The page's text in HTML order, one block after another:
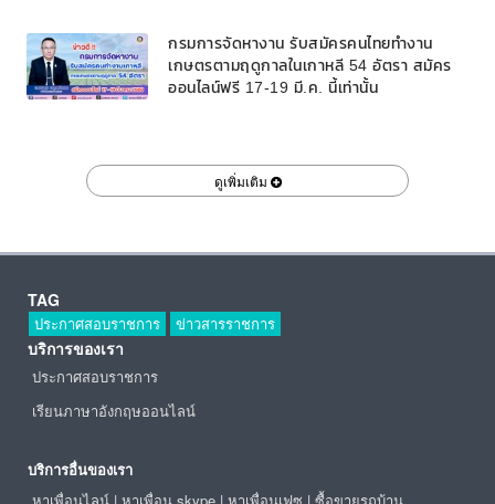
กรมการจัดหางาน รับสมัครคนไทยทำงาน
เกษตรตามฤดูกาลในเกาหลี 54 อัตรา สมัคร
ออนไลน์ฟรี 17-19 มี.ค. นี้เท่านั้น
ดูเพิ่มเติม
TAG
ประกาศสอบราชการ ข่าวสารราชการ
บริการของเรา
ประกาศสอบราชการ
เรียนภาษาอังกฤษออนไลน์
บริการอื่นของเรา